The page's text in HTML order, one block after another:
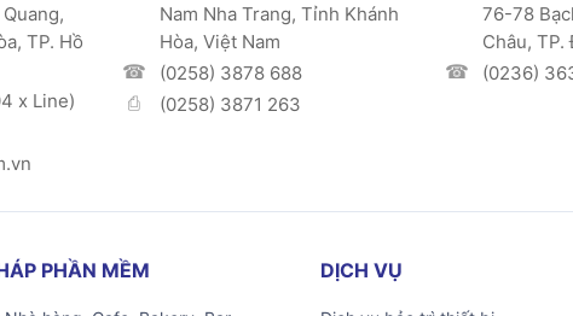
TP. Hồ
x Line)
Nam Nha Trang, Tỉnh Khánh
Hòa, Việt Nam
(0258) 3878 688
(0258) 3871 263
76-78
Châu, TP.
(0236)
PHẦN MỀM DỊCH VỤ